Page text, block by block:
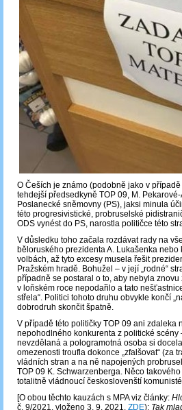
O Češích je známo (podobně jako v
tehdejší předsedkyně TOP 09, M.
Poslanecké sněmovny (PS), jaksi minula
této progresivistické, probruselské
ODS vynést do PS, narostla političce této
V důsledku toho začala rozdávat rady na
běloruského prezidenta A. Lukašenka
volbách, až tyto excesy musela řešit
Pražském hradě. Bohužel – v její „rodné“
případně se postaral o to, aby nebyla
v loňském roce nepodařilo a tato
střela“. Politici tohoto druhu obvykle končí
dobrodruh skončit špatně.
V případě této političky TOP 09 ani
nepohodlného konkurenta z politické scény
nevzdělaná a pologramotná osoba si
omezenosti troufla dokonce „zfalšovat“ (za
vládních stran a na ně napojených
TOP 09 K. Schwarzenberga. Něco
totalitně vládnoucí českoslovenští
[O obou těchto kauzách s MPA viz články:
č. 9/2021, vloženo 3. 9. 2021, ZDE); Tak